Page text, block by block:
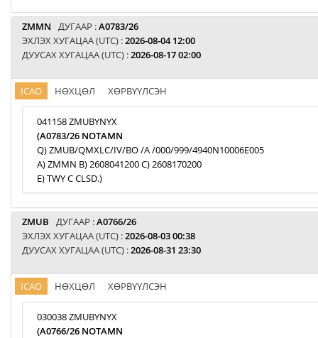
ZMMN ДУГААР :A0783/26
ЭХЛЭХ ХУГАЦАА (UTC) :2026-08-04 12:00
ДУУСАХ ХУГАЦАА (UTC) :2026-08-17 02:00
ICAO НӨХЦӨЛ ХӨРВҮҮЛСЭН
041158 ZMUBYNYX
(A0783/26 NOTAMN
Q) ZMUB/QMXLC/IV/BO /A /000/999/4940N10006E005
A) ZMMN B) 2608041200 C) 2608170200
E) TWY C CLSD.)
ZMUB ДУГААР :A0766/26
ЭХЛЭХ ХУГАЦАА (UTC) :2026-08-03 00:38
ДУУСАХ ХУГАЦАА (UTC) :2026-08-31 23:30
ICAO НӨХЦӨЛ ХӨРВҮҮЛСЭН
030038 ZMUBYNYX
(A0766/26 NOTAMN